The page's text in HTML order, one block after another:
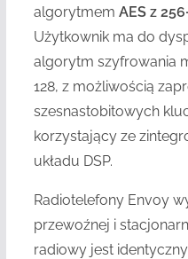
algorytmem AES z
Użytkownik ma do
algorytm szyfrowania
128, z możliwością
szesnastobitowych
korzystający ze
układu DSP.
Radiotelefony Envoy
przewoźnej i
radiowy jest